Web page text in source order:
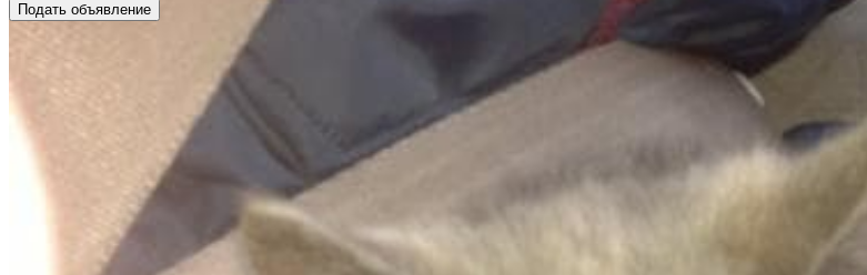
Подать объявление